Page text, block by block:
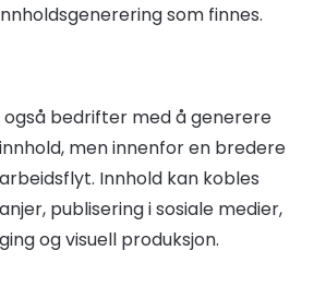
som finnes.
bedrifter med å generere
men innenfor en bredere
Innhold kan kobles
publisering i sosiale medier,
og visuell produksjon.